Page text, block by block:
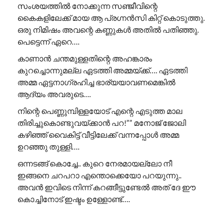
സംശയത്തിൽ നോക്കുന്ന സഞ്ജീവിന്റെ
കൈകളിലേക്ക് മായ ആ പ്രഗ്നൻസി കിറ്റ് കൊടുത്തു.
ഒരു നിമിഷം അവന്റെ കണ്ണുകൾ അതിൽ പതിഞ്ഞു.
പെട്ടെന്ന് ഏറെ….
കാണാൻ ചന്തമുള്ളതിന്റെ അഹങ്കാരം
കുറച്ചൊന്നുമല്ല ഏടത്തി അമ്മയ്ക്ക്…. ഏടത്തി
അമ്മ ഏട്ടനാഗ്രഹിച്ച ഭാര്യയാവണമെങ്കിൽ
ആദ്യം അവരുടെ….
നിന്റെ പെണ്ണുമ്പിള്ളയോട് എന്റെ എടുത്ത മാല
തിരിച്ചുകൊണ്ടുവയ്ക്കാൻ പറ!”” ​മനോജ് ജോലി
കഴിഞ്ഞ് വൈകിട്ട് വീട്ടിലേക്ക് വന്നപ്പോൾ അമ്മ
ഉറഞ്ഞു തുള്ളി….
ഒന്നടങ്ങ് കൊച്ചേ.. കുറെ നേരമായല്ലോ നീ
ഇങ്ങനെ ചറപറാ എന്തൊക്കെയോ പറയുന്നു..
അവൻ ഇവിടെ നിന്ന് കറങ്ങീട്ടുണ്ടേൽ അത് ദേ ഈ
കൊച്ചിനോട് ഇഷ്ടം ഉള്ളോണ്ട്….